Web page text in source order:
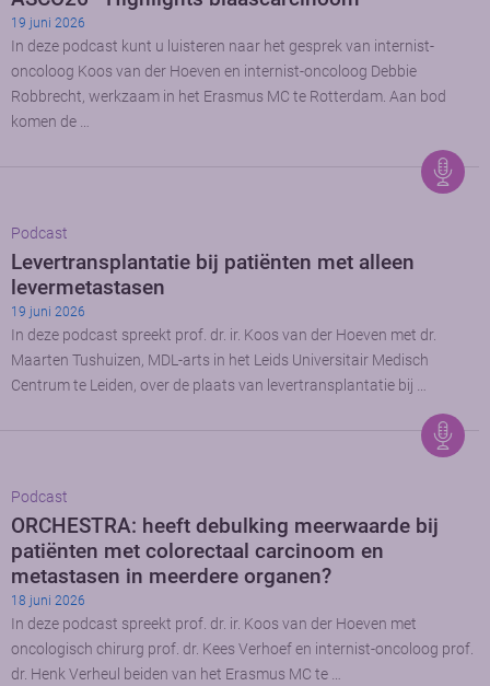
19 juni 2026
In deze podcast kunt u luisteren naar het gesprek van internist-
oncoloog Koos van der Hoeven en internist-oncoloog Debbie
Robbrecht, werkzaam in het Erasmus MC te Rotterdam. Aan bod
komen de …
Podcast
Levertransplantatie bij patiënten met alleen
levermetastasen
19 juni 2026
In deze podcast spreekt prof. dr. ir. Koos van der Hoeven met dr.
Maarten Tushuizen, MDL-arts in het Leids Universitair Medisch
Centrum te Leiden, over de plaats van levertransplantatie bij …
Podcast
ORCHESTRA: heeft debulking meerwaarde bij
patiënten met colorectaal carcinoom en
metastasen in meerdere organen?
18 juni 2026
In deze podcast spreekt prof. dr. ir. Koos van der Hoeven met
oncologisch chirurg prof. dr. Kees Verhoef en internist-oncoloog prof.
dr. Henk Verheul beiden van het Erasmus MC te …